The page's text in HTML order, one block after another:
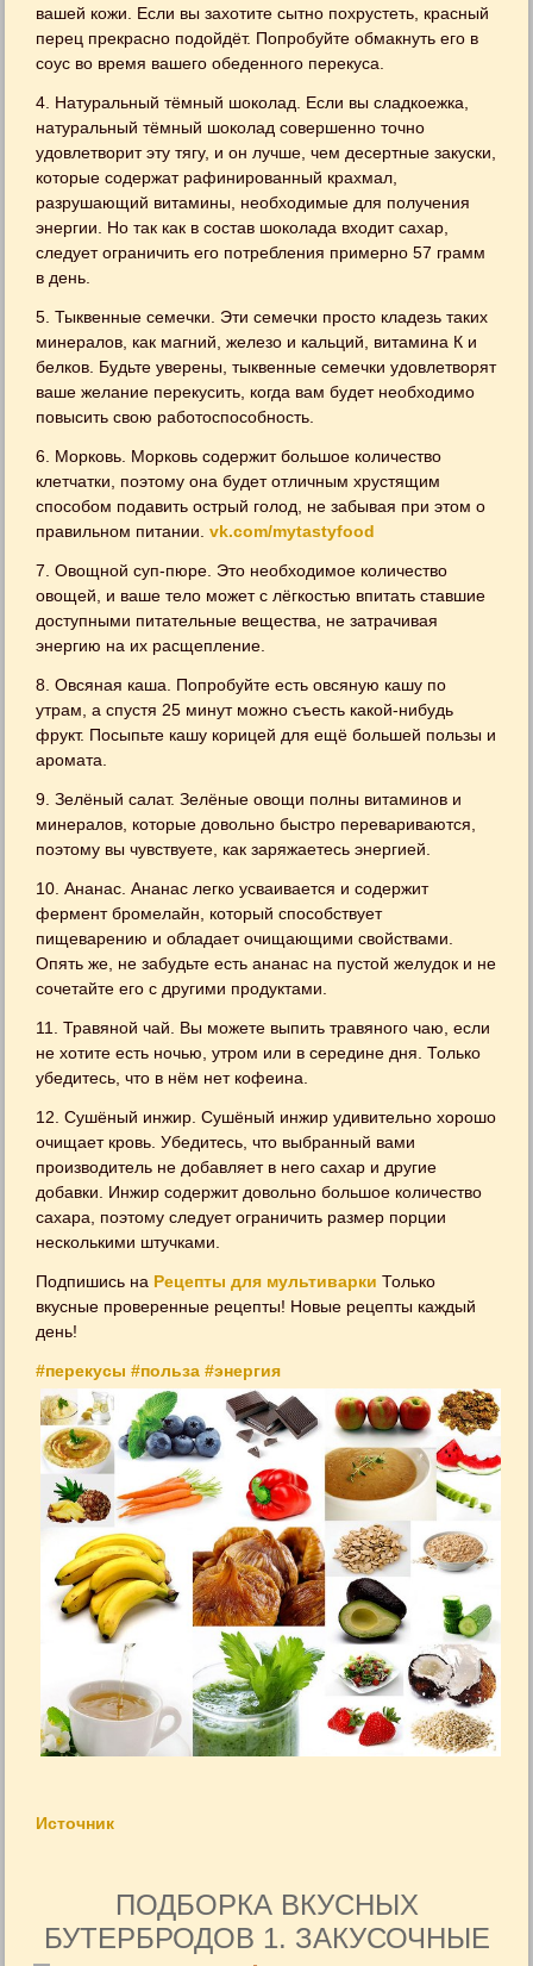
вашей кожи. Если вы захотите сытно похрустеть, красный
перец прекрасно подойдёт. Попробуйте обмакнуть его в
соус во время вашего обеденного перекуса.
4. Натуральный тёмный шоколад. Если вы сладкоежка,
натуральный тёмный шоколад совершенно точно
удовлетворит эту тягу, и он лучше, чем десертные закуски,
которые содержат рафинированный крахмал,
разрушающий витамины, необходимые для получения
энергии. Но так как в состав шоколада входит сахар,
следует ограничить его потребления примерно 57 грамм
в день.
5. Тыквенные семечки. Эти семечки просто кладезь таких
минералов, как магний, железо и кальций, витамина К и
белков. Будьте уверены, тыквенные семечки удовлетворят
ваше желание перекусить, когда вам будет необходимо
повысить свою работоспособность.
6. Морковь. Морковь содержит большое количество
клетчатки, поэтому она будет отличным хрустящим
способом подавить острый голод, не забывая при этом о
правильном питании.vk.com/mytastyfood
7. Овощной суп-пюре. Это необходимое количество
овощей, и ваше тело может с лёгкостью впитать ставшие
доступными питательные вещества, не затрачивая
энергию на их расщепление.
8. Овсяная каша. Попробуйте есть овсяную кашу по
утрам, а спустя 25 минут можно съесть какой-нибудь
фрукт. Посыпьте кашу корицей для ещё большей пользы и
аромата.
9. Зелёный салат. Зелёные овощи полны витаминов и
минералов, которые довольно быстро перевариваются,
поэтому вы чувствуете, как заряжаетесь энергией.
10. Ананас. Ананас легко усваивается и содержит
фермент бромелайн, который способствует
пищеварению и обладает очищающими свойствами.
Опять же, не забудьте есть ананас на пустой желудок и не
сочетайте его с другими продуктами.
11. Травяной чай. Вы можете выпить травяного чаю, если
не хотите есть ночью, утром или в середине дня. Только
убедитесь, что в нём нет кофеина.
12. Сушёный инжир. Сушёный инжир удивительно хорошо
очищает кровь. Убедитесь, что выбранный вами
производитель не добавляет в него сахар и другие
добавки. Инжир содержит довольно большое количество
сахара, поэтому следует ограничить размер порции
несколькими штучками.
Подпишись на Рецепты для мультиварки Только
вкусные проверенные рецепты! Новые рецепты каждый
день!
#перекусы #польза #энергия
Источник
ПОДБОРКА ВКУСНЫХ
БУТЕРБРОДОВ 1. ЗАКУСОЧНЫЕ